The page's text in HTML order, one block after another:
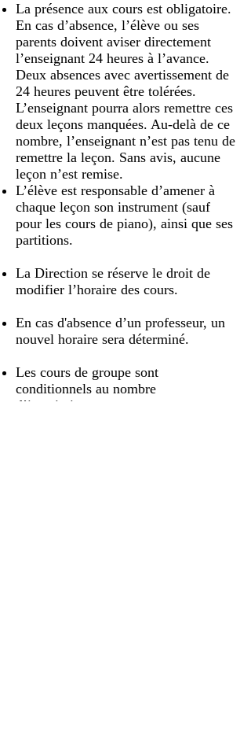
La présence aux cours est obligatoire.
En cas d’absence, l’élève ou ses
parents doivent aviser directement
l’enseignant 24 heures à l’avance.
Deux absences avec avertissement de
24 heures peuvent être tolérées.
L’enseignant pourra alors remettre ces
deux leçons manquées. Au-delà de ce
nombre, l’enseignant n’est pas tenu de
remettre la leçon. Sans avis, aucune
leçon n’est remise.
L’élève est responsable d’amener à
chaque leçon son instrument (sauf
pour les cours de piano), ainsi que ses
partitions.
La Direction se réserve le droit de
modifier l’horaire des cours.
En cas d'absence d’un professeur, un
nouvel horaire sera déterminé.
Les cours de groupe sont
conditionnels au nombre
d’inscriptions.